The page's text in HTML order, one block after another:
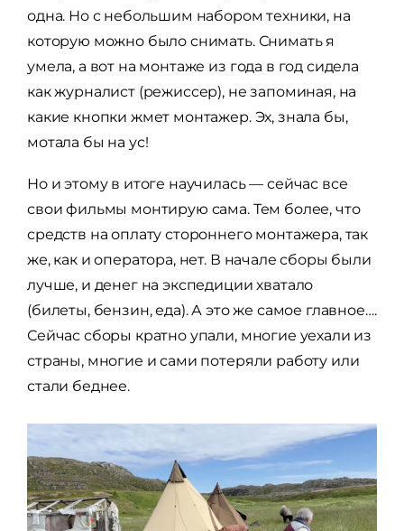
одна. Но с небольшим набором техники, на
которую можно было снимать. Снимать я
умела, а вот на монтаже из года в год сидела
как журналист (режиссер), не запоминая, на
какие кнопки жмет монтажер. Эх, знала бы,
мотала бы на ус!
Но и этому в итоге научилась — сейчас все
свои фильмы монтирую сама. Тем более, что
средств на оплату стороннего монтажера, так
же, как и оператора, нет. В начале сборы были
лучше, и денег на экспедиции хватало
(билеты, бензин, еда). А это же самое главное….
Сейчас сборы кратно упали, многие уехали из
страны, многие и сами потеряли работу или
стали беднее.